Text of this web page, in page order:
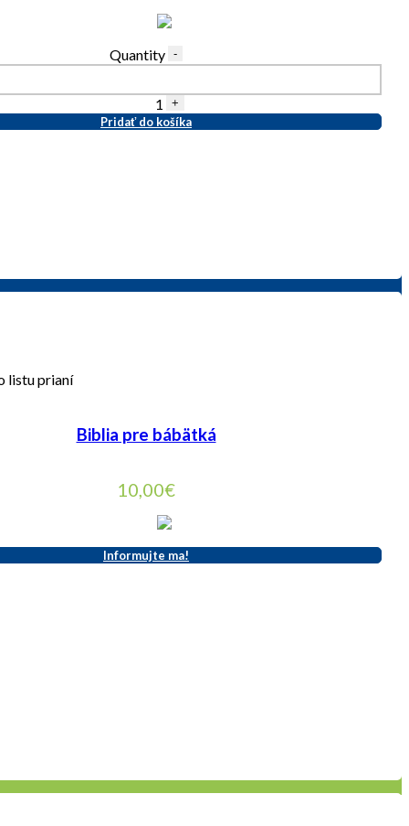
Quantity -
1 +
Pridať do košíka
listu prianí
Biblia pre bábätká
10,00€
Informujte ma!